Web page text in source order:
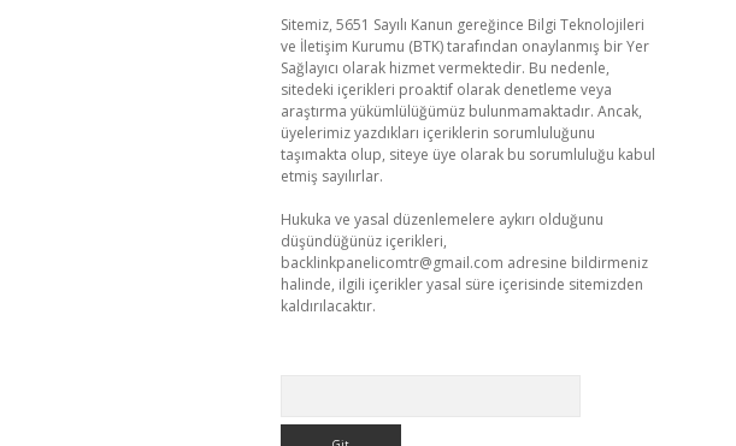
Sitemiz, 5651 Sayılı Kanun gereğince Bilgi Teknolojileri
ve İletişim Kurumu (BTK) tarafından onaylanmış bir Yer
Sağlayıcı olarak hizmet vermektedir. Bu nedenle,
sitedeki içerikleri proaktif olarak denetleme veya
araştırma yükümlülüğümüz bulunmamaktadır. Ancak,
üyelerimiz yazdıkları içeriklerin sorumluluğunu
taşımakta olup, siteye üye olarak bu sorumluluğu kabul
etmiş sayılırlar.
Hukuka ve yasal düzenlemelere aykırı olduğunu
düşündüğünüz içerikleri,
backlinkpanelicomtr@gmail.com adresine bildirmeniz
halinde, ilgili içerikler yasal süre içerisinde sitemizden
kaldırılacaktır.